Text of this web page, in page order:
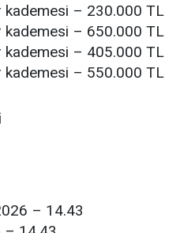
– 230.000 TL
– 650.000 TL
– 405.000 TL
– 550.000 TL
– 14.43